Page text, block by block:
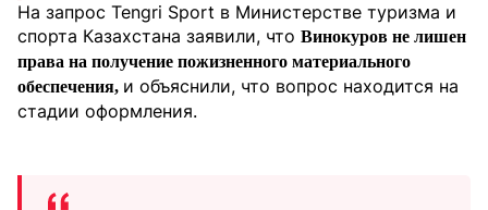
На запрос Tengri Sport в Министерстве туризма и
спорта Казахстана заявили, что Винокуров не лишен
права на получение пожизненного материального
обеспечения, и объяснили, что вопрос находится на
стадии оформления.